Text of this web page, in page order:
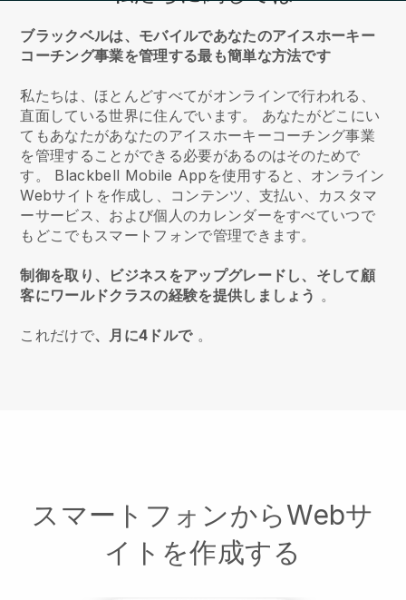
ブラックベルは、モバイルであなたのアイスホーキー
コーチング事業を管理する最も簡単な方法です
私たちは、ほとんどすべてがオンラインで行われる、
直面している世界に住んでいます。 あなたがどこにい
てもあなたがあなたのアイスホーキーコーチング事業
を管理することができる必要があるのはそのためで
す。
Blackbell Mobile Appを使用すると、オンライン
Webサイトを作成し、コンテンツ、支払い、カスタマ
ーサービス、および個人のカレンダーをすべていつで
もどこでもスマートフォンで管理できます。
制御を取り、ビジネスをアップグレードし、そして顧
客にワールドクラスの経験を提供しましょう 。
これだけで、月に4ドルで。
スマートフォンからWebサ
イトを作成する